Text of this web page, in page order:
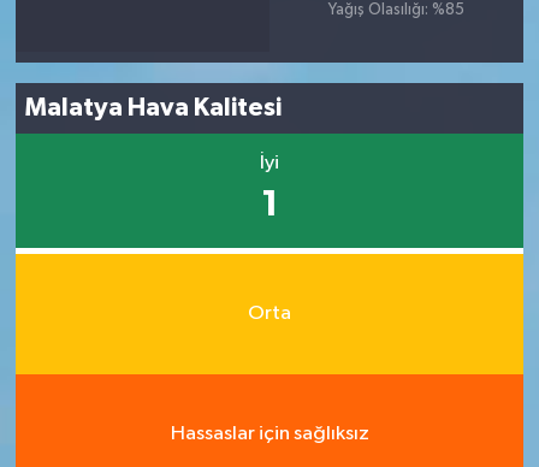
Yağış Olasılığı: %85
Malatya Hava Kalitesi
İyi
1
Orta
Hassaslar için sağlıksız